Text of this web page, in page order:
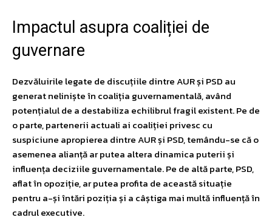
Impactul asupra coaliției de
guvernare
Dezvăluirile legate de discuțiile dintre AUR și PSD au
generat neliniște în coaliția guvernamentală, având
potențialul de a destabiliza echilibrul fragil existent. Pe de
o parte, partenerii actuali ai coaliției privesc cu
suspiciune apropierea dintre AUR și PSD, temându-se că o
asemenea alianță ar putea altera dinamica puterii și
influența deciziile guvernamentale. Pe de altă parte, PSD,
aflat în opoziție, ar putea profita de această situație
pentru a-și întări poziția și a câștiga mai multă influență în
cadrul executive.